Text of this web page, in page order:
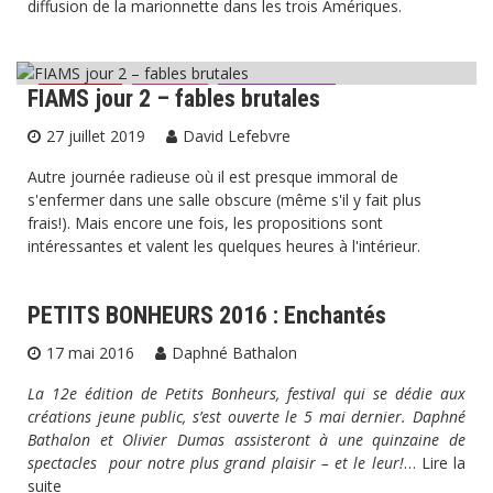
diffusion de la marionnette dans les trois Amériques.
Critiques Festival Marionnettes
FIAMS jour 2 – fables brutales
27 juillet 2019
David Lefebvre
Autre journée radieuse où il est presque immoral de
s'enfermer dans une salle obscure (même s'il y fait plus
frais!). Mais encore une fois, les propositions sont
intéressantes et valent les quelques heures à l'intérieur.
PETITS BONHEURS 2016 : Enchantés
17 mai 2016
Daphné Bathalon
La 12e édition de Petits Bonheurs, festival qui se dédie aux
créations jeune public, s’est ouverte le 5 mai dernier. Daphné
Bathalon et Olivier Dumas assisteront à une quinzaine de
spectacles pour notre plus grand plaisir – et le leur!… Lire la
suite